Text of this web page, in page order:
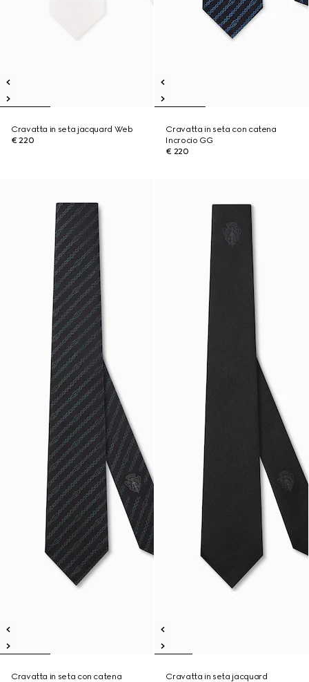
Cravatta in seta jacquard Web
€ 220
Cravatta in seta con catena
Incrocio GG
€ 220
Cravatta in seta con catena Cravatta in seta jacquard